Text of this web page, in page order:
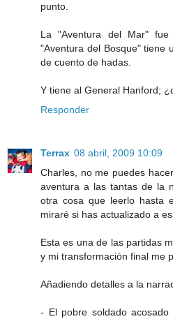
punto.
La "Aventura del Mar"
"Aventura del Bosque" tiene
de cuento de hadas.
Y tiene al General Hanford;
Responder
Terrax 08 abril, 2009 10:09
Charles, no me puedes
aventura a las tantas de la
otra cosa que leerlo hasta
miraré si has actualizado a
Esta es una de las partidas
y mi transformación final me
Añadiendo detalles a la
- El pobre soldado